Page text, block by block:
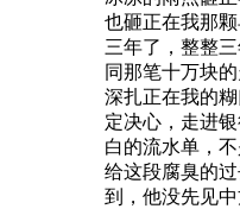
也砸正在我那颗
三年了，整整
同那笔十万块
深扎正在我的
定决心，走进
白的流水单，
给这段腐臭的
到，他没先见